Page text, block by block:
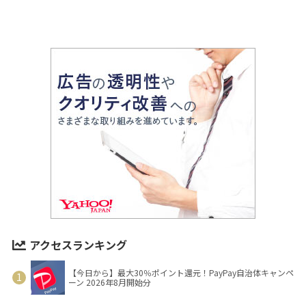
アクセスランキング
【今日から】最大30％ポイント還元！PayPay自治体キャンペ
ーン 2026年8月開始分